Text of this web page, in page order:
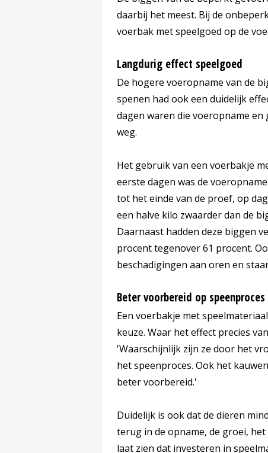
daarbij het meest. Bij de
voerbak met speelgoed op de
Langdurig effect speelgoed
De hogere voeropname van de
spenen had ook een duidelijk
dagen waren die voeropname
weg.
Het gebruik van een voerbakje
eerste dagen was de
tot het einde van de proef, op
een halve kilo zwaarder dan de
Daarnaast hadden deze biggen
procent tegenover 61 procent.
beschadigingen aan oren en
Beter voorbereid op speenproces
Een voerbakje met
keuze. Waar het effect precies
'Waarschijnlijk zijn ze door het
het speenproces. Ook het
beter voorbereid.'
Duidelijk is ook dat de dieren
terug in de opname, de groei,
laat zien dat investeren in